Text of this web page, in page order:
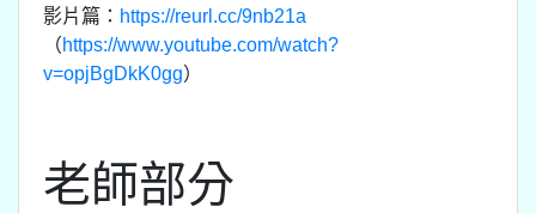
影片篇： https://reurl.cc/9nb21a
（https://www.youtube.com/watch?
v=opjBgDkK0gg）
老師部分